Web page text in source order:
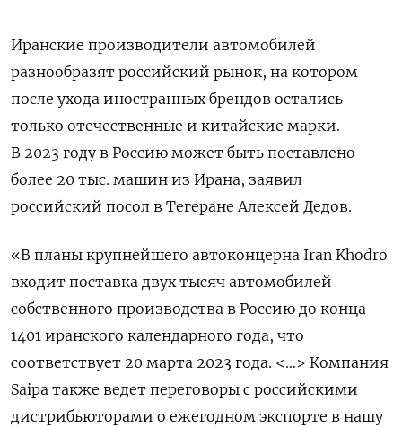
Иранские производители автомобилей
разнообразят российский рынок, на котором
после ухода иностранных брендов остались
только отечественные и китайские марки.
В 2023 году в Россию может быть поставлено
более 20 тыс. машин из Ирана, заявил
российский посол в Тегеране Алексей Дедов.
«В планы крупнейшего автоконцерна Iran Khodro
входит поставка двух тысяч автомобилей
собственного производства в Россию до конца
1401 иранского календарного года, что
соответствует 20 марта 2023 года. <…> Компания
Saipa также ведет переговоры с российскими
дистрибьюторами о ежегодном экспорте в нашу